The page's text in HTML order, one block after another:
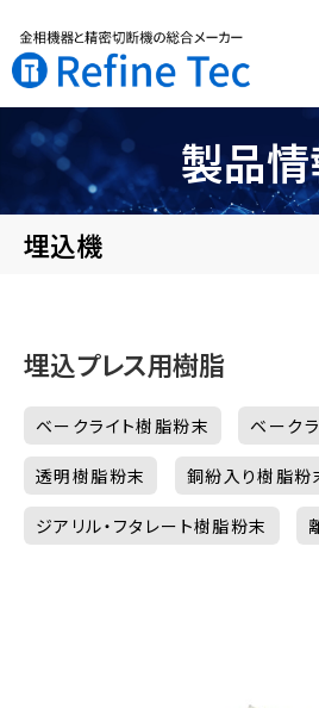
製品
埋込機
埋込プレス用樹脂
ベークライト樹脂粉末 ベーク
透明樹脂粉末 銅紛入り樹脂粉
ジアリル・フタレート樹脂粉末